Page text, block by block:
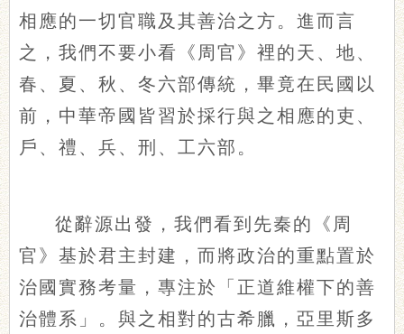
相應的一切官職及其善治之方。進而言
之，我們不要小看《周官》裡的天、地、
春、夏、秋、冬六部傳統，畢竟在民國以
前，中華帝國皆習於採行與之相應的吏、
戶、禮、兵、刑、工六部。
從辭源出發，我們看到先秦的《周
官》基於君主封建，而將政治的重點置於
治國實務考量，專注於「正道維權下的善
治體系」。與之相對的古希臘，亞里斯多